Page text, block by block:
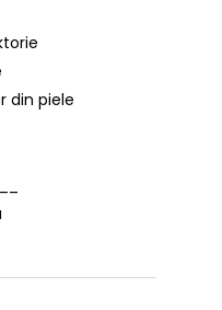
din piele